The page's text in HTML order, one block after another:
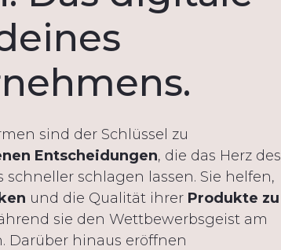
sind der Schlüssel zu
Entscheidungen, die das Herz des
schlagen lassen. Sie helfen,
und die Qualität ihrer Produkte zu
sie den Wettbewerbsgeist am
Darüber hinaus eröffnen